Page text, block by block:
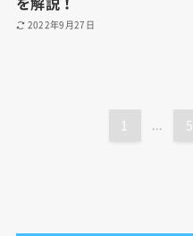
を解説！
2022年9月27日
1 5